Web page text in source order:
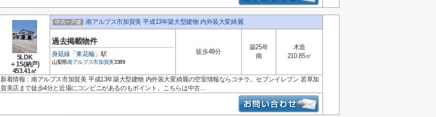
5LDK
＋1S(納戸)
453.41㎡
中古一戸建 南アルプス市加賀美 平成13年築大型建物 内外装大変綺麗
過去掲載物件
身延線 「東花輪」駅
山梨県南アルプス市加賀美3389
徒歩49分
築25年
南
木造
210.85㎡
新着情報：南アルプス市加賀美 平成13年築大型建物 内外装大変綺麗の空室情報ならコチラ。セブンイレブン 若草加
賀美店まで徒歩4分と近場にコンビニがあるのもポイント。こちらは中古...